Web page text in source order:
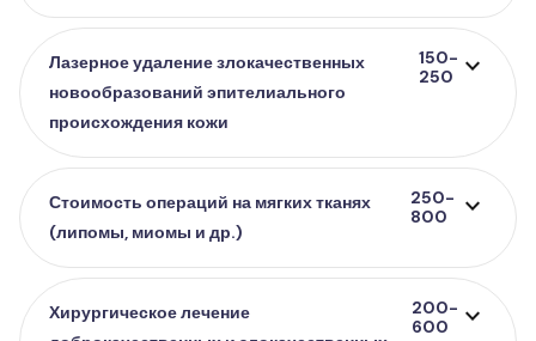
Лазерное удаление злокачественных
новообразований эпителиального
происхождения кожи
150-
250
expand_more
Стоимость операций на мягких тканях
(липомы, миомы и др.)
250-
800
expand_more
Хирургическое лечение
200-
600
expand_more